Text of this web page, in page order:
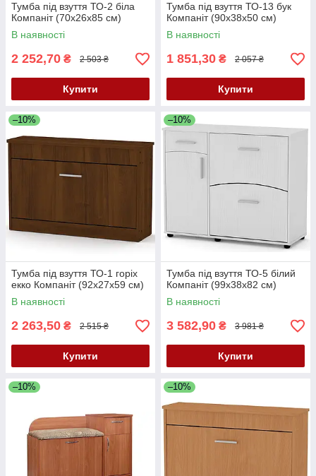
Тумба під взуття ТО-2 біла
Компаніт (70х26х85 см)
В наявності
2 252,70 ₴ 2 503 ₴
Купити
Тумба під взуття ТО-13 бук
Компаніт (90х38х50 см)
В наявності
1 851,30 ₴ 2 057 ₴
Купити
–10%
Тумба під взуття ТО-1 горіх
екко Компаніт (92х27х59 см)
В наявності
2 263,50 ₴ 2 515 ₴
Купити
–10%
Тумба під взуття ТО-5 білий
Компаніт (99х38х82 см)
В наявності
3 582,90 ₴ 3 981 ₴
Купити
–10% –10%